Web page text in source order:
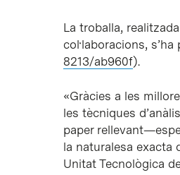
La troballa,
col·laboracions,
8213/ab960f).
«Gràcies a les
les tècniques
paper
la naturalesa exacta
Unitat Tecnològica